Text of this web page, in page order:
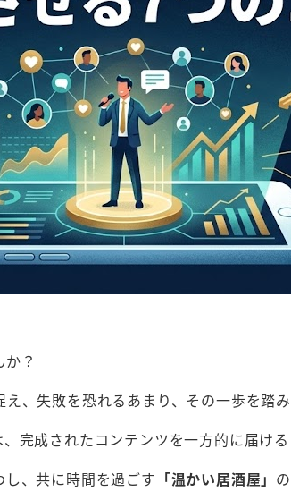
？
、失敗を恐れるあまり、その一歩を踏み
完成されたコンテンツを一方的に届ける
、共に時間を過ごす 「温かい居酒屋」